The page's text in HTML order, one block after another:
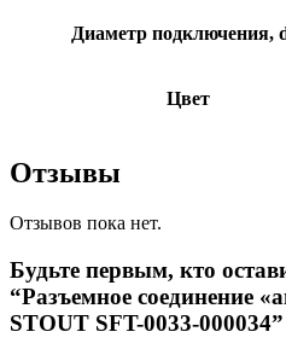
Диаметр подключения,
Цвет
Отзывы
Отзывов пока нет.
Будьте первым, кто
“Разъемное соединение
STOUT SFT-0033-000034”